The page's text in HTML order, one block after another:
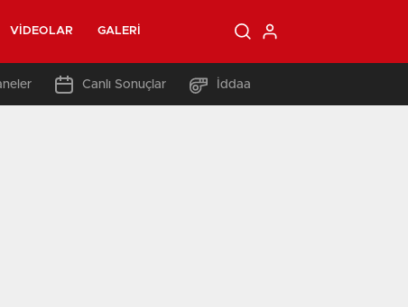
VIDEOLAR GALERI
Canlı Sonuçlar İddaa